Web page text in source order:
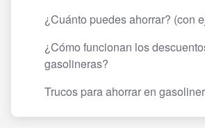
¿Cuánto puedes ahorrar? (con
¿Cómo funcionan los
gasolineras?
Trucos para ahorrar en